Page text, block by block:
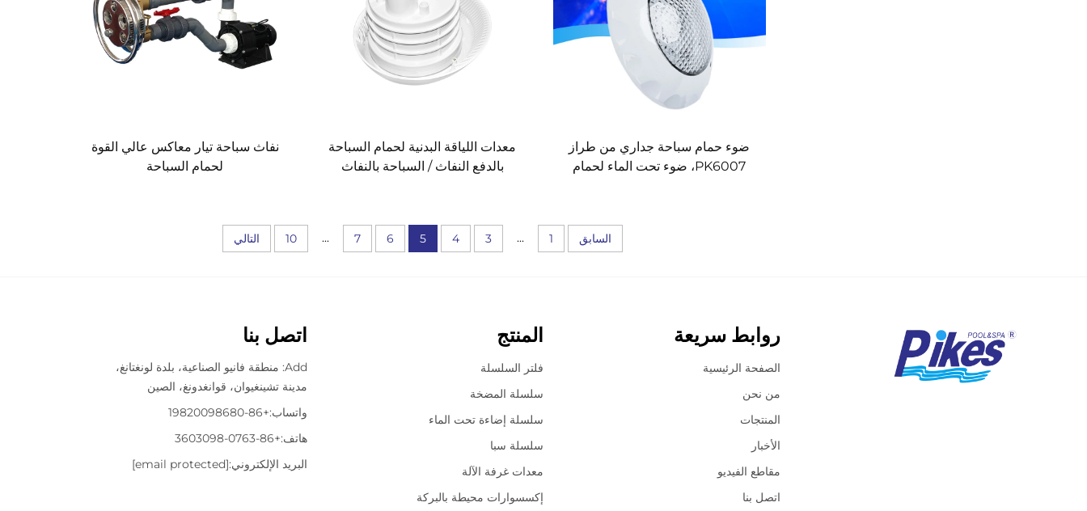
ضوء حمام سباحة جداري من طراز
PK6007، ضوء تحت الماء لحمام
معدات اللياقة البدنية لحمام السباحة
بالدفع النفاث / السباحة بالنفاث
نفاث سباحة تيار معاكس عالي القوة
لحمام السباحة
السابق 1
...
3
4
5
6
7
...
10 التالي
روابط سريعة
الصفحة الرئيسية
من نحن
المنتجات
الأخبار
مقاطع الفيديو
اتصل بنا
المنتج
فلتر السلسلة
سلسلة المضخة
سلسلة إضاءة تحت الماء
سلسلة سبا
معدات غرفة الآلة
إكسسوارات محيطة بالبركة
اتصل بنا
Add: منطقة فانيو الصناعية، بلدة لونغتانغ،
مدينة تشينغيوان، قوانغدونغ، الصين
واتساب:+86-19820098680
هاتف:+86-0763-3603098
البريد الإلكتروني:[email protected]